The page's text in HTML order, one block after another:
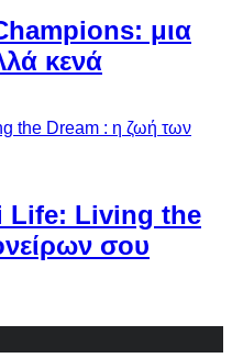
μια
κενά
Life: Living the
σου